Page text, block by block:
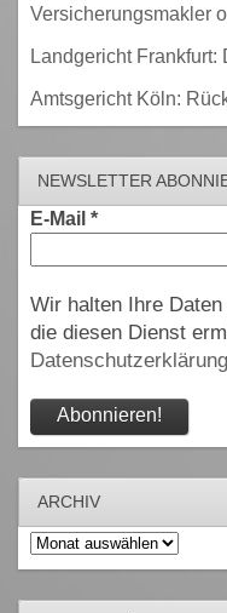
Versicherungsmakler
Landgericht
Amtsgericht Köln:
NEWSLETTER
E-Mail *
Wir halten Ihre
die diesen Dienst
Datenschutzerklärung
ARCHIV
Archiv